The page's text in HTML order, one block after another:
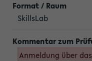
SkillsLab
Anmeldung über das